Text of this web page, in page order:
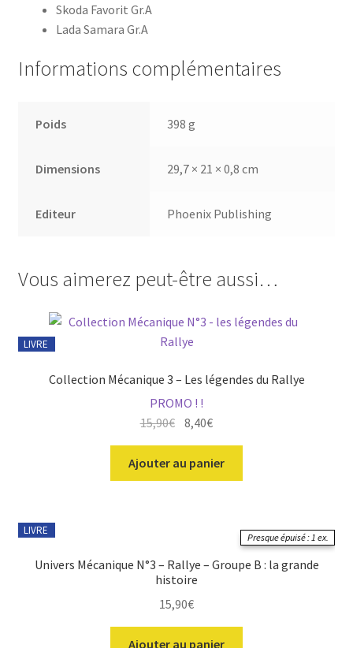
Skoda Favorit Gr.A
Lada Samara Gr.A
Informations complémentaires
Poids 398 g
Dimensions 29,7 × 21 × 0,8 cm
Editeur Phoenix Publishing
Vous aimerez peut-être aussi…
LIVRE
Collection Mécanique 3 – Les légendes du Rallye
PROMO ! !
15,90€ Le
prix
initial
était :
8,40€Le
prix
actuel
est :
Ajouter au panier
LIVRE
Presque épuisé : 1 ex.
Univers Mécanique N°3 – Rallye – Groupe B : la grande
histoire
15,90€
Ajouter au panier